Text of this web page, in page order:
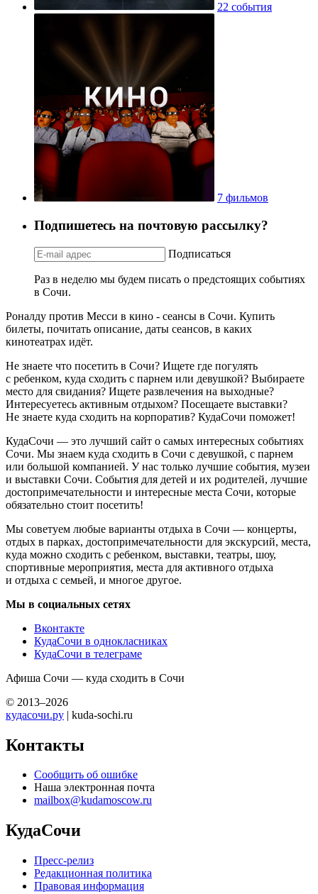
22 события
7 фильмов
Подпишетесь на почтовую рассылку?
Подписаться
Раз в неделю мы будем писать о предстоящих событиях
в Сочи.
Роналду против Месси в кино - сеансы в Сочи. Купить
билеты, почитать описание, даты сеансов, в каких
кинотеатрах идёт.
Не знаете что посетить в Сочи? Ищете где погулять
с ребенком, куда сходить с парнем или девушкой? Выбираете
место для свидания? Ищете развлечения на выходные?
Интересуетесь активным отдыхом? Посещаете выставки?
Не знаете куда сходить на корпоратив? КудаСочи поможет!
КудаСочи — это лучший сайт о самых интересных событиях
Сочи. Мы знаем куда сходить в Сочи с девушкой, с парнем
или большой компанией. У нас только лучшие события, музеи
и выставки Сочи. События для детей и их родителей, лучшие
достопримечательности и интересные места Сочи, которые
обязательно стоит посетить!
Мы советуем любые варианты отдыха в Сочи — концерты,
отдых в парках, достопримечательности для экскурсий, места,
куда можно сходить с ребенком, выставки, театры, шоу,
спортивные мероприятия, места для активного отдыха
и отдыха с семьей, и многое другое.
Мы в социальных сетях
Вконтакте
КудаСочи в однокласниках
КудаСочи в телеграме
Афиша Сочи — куда сходить в Сочи
© 2013–2026
кудасочи.ру | kuda-sochi.ru
Контакты
Сообщить об ошибке
Наша электронная почта
mailbox@kudamoscow.ru
КудаСочи
Пресс-релиз
Редакционная политика
Правовая информация